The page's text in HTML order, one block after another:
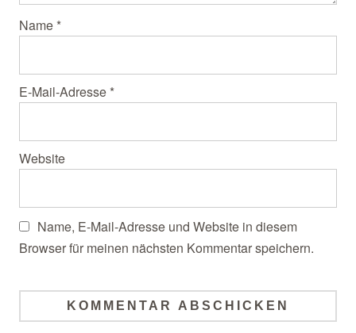
Name *
E-Mail-Adresse *
Website
Name, E-Mail-Adresse und Website in diesem
Browser für meinen nächsten Kommentar speichern.